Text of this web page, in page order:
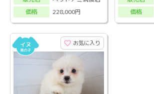
価格
228,000円
価格
お気に入り